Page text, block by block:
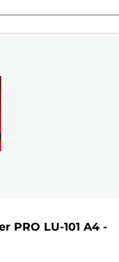
PRO LU-101 A4 -